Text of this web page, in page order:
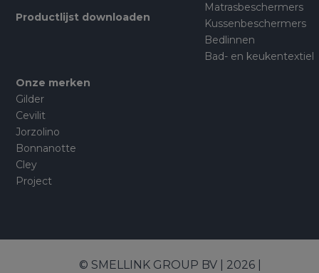
Productlijst downloaden
Matrasbeschermers
Kussenbeschermers
Bedlinnen
Bad- en keukentextiel
Onze merken
Gilder
Cevilit
Jorzolino
Bonnanotte
Cley
Project
© SMELLINK GROUP BV | 2026 |